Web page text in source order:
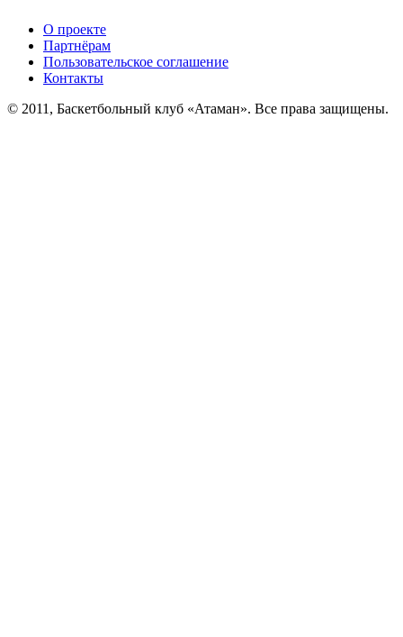
О проекте
Партнёрам
Пользовательское соглашение
Контакты
© 2011, Баскетбольный клуб «Атаман». Все права защищены.